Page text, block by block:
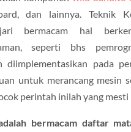
dan lainnya. Teknik
bermacam hal
seperti bhs
diimplementasikan pada
untuk merancang mesin
perintah inilah yang mesti
bermacam daftar